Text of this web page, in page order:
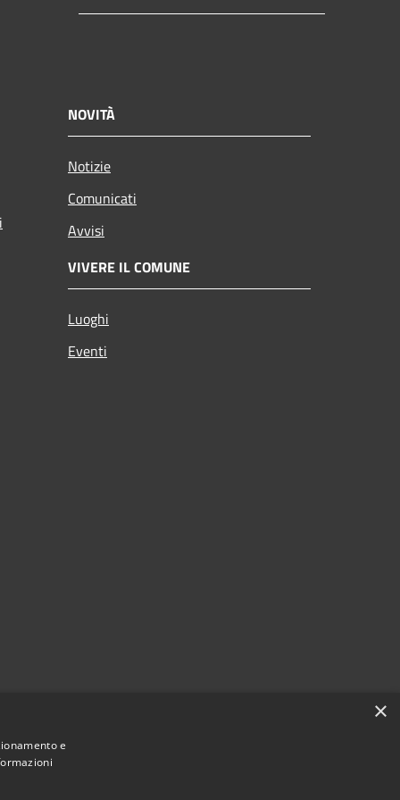
NOVITÀ
Notizie
Comunicati
Avvisi
VIVERE IL COMUNE
Luoghi
Eventi
×
e